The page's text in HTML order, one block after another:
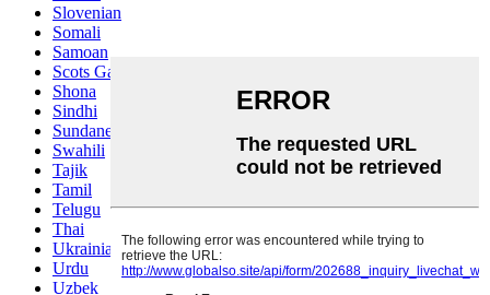
Slovenian
Somali
Samoan
Scots Gaelic
Shona
Sindhi
Sundanese
Swahili
Tajik
Tamil
Telugu
Thai
Ukrainian
Urdu
Uzbek